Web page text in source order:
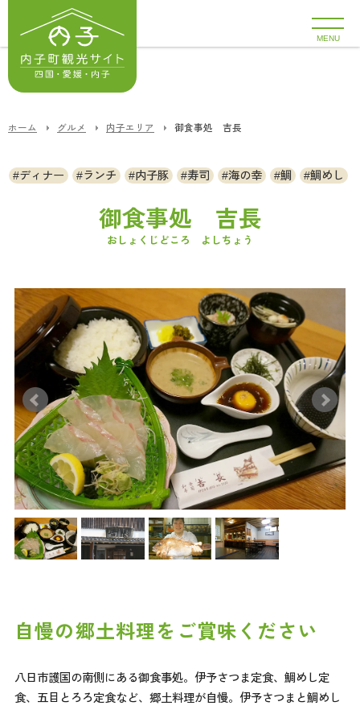
MENU
ホーム グルメ 内子エリア 御食事処 吉長
ディナー ランチ 内子豚 寿司 海の幸 鯛 鯛めし
御食事処 吉長
おしょくじどころ よしちょう
自慢の郷土料理をご賞味ください
八日市護国の南側にある御食事処。伊予さつま定食、鯛めし定
食、五目とろろ定食など、郷土料理が自慢。伊予さつまと鯛めし